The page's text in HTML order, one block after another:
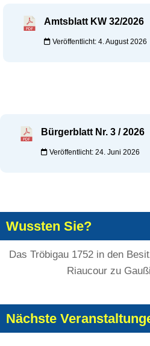
Amtsblatt KW 32/2026
Veröffentlicht: 4. August 2026
Bürgerblatt Nr. 3 / 2026
Veröffentlicht: 24. Juni 2026
Wussten Sie?
Das Tröbigau 1752 in den
Riaucour zu
Nächste